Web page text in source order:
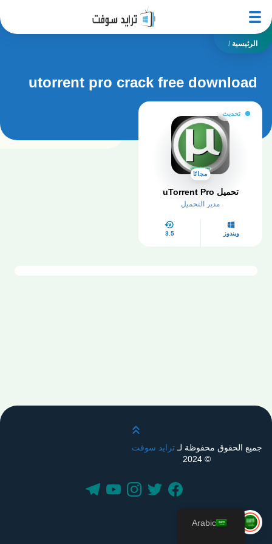
الرئيسية /
utorrent pro crack free download
تحديث
مجانًا
تحميل uTorrent Pro
مدير التحميل
ويندوز 3.5
قم بالتمرير لأعلى
جميع الحقوق محفوظة لـترايد سوفت
© 2024
Arabic